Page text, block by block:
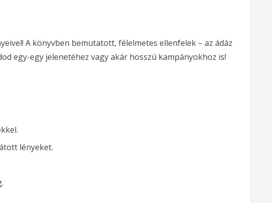
A könyvben bemutatott, félelmetes ellenfelek – az ádáz
egy-egy jelenetéhez vagy akár hosszú kampányokhoz is!
lényeket.